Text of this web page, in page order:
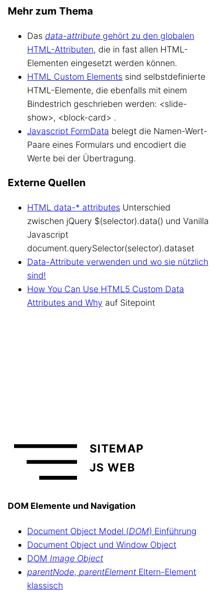
Mehr zum Thema
Das data-attribute gehört zu den globalen
HTML-Attributen, die in fast allen HTML-
Elementen eingesetzt werden können.
HTML Custom Elements sind selbstdefinierte
HTML-Elemente, die ebenfalls mit einem
Bindestrich geschrieben werden: <slide-
show>, <block-card> .
Javascript FormData belegt die Namen-Wert-
Paare eines Formulars und encodiert die
Werte bei der Übertragung.
Externe Quellen
HTML data-* attributes Unterschied
zwischen jQuery $(selector).data() und Vanilla
Javascript
document.querySelector(selector).dataset
Data-Attribute verwenden und wo sie nützlich
sind!
How You Can Use HTML5 Custom Data
Attributes and Why auf Sitepoint
SITEMAP
JS WEB
DOM Elemente und Navigation
Document Object Model (DOM) Einführung
Document Object und Window Object
DOM Image Object
parentNode, parentElement Eltern-Element
klassisch